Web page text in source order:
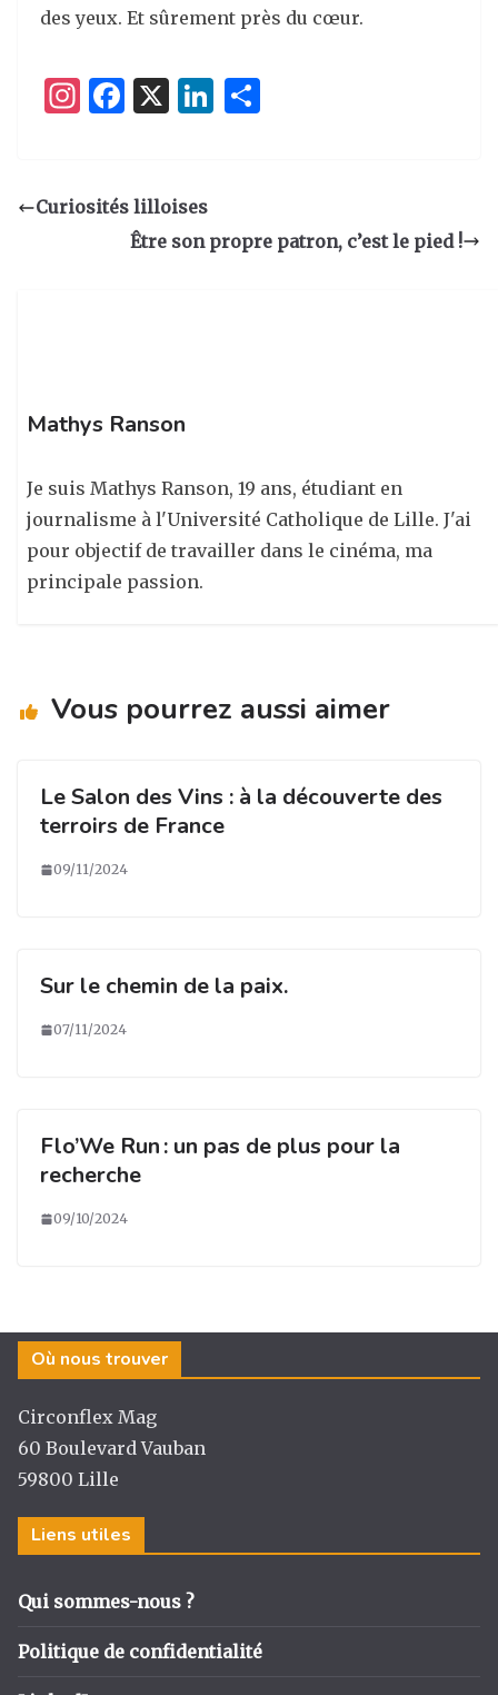
des yeux. Et sûrement près du cœur.
I
a
F
e
b
X
Li
dI er
Curiosités lilloises
Être son propre patron, c’est le pied !
Mathys Ranson
Je suis Mathys Ranson, 19 ans, étudiant en
journalisme à l'Université Catholique de Lille. J'ai
pour objectif de travailler dans le cinéma, ma
principale passion.
Vous pourrez aussi aimer
Le Salon des Vins : à la découverte des
terroirs de France
09/11/2024
Sur le chemin de la paix.
07/11/2024
Flo’We Run : un pas de plus pour la
recherche
09/10/2024
Où nous trouver
Circonflex Mag
60 Boulevard Vauban
59800 Lille
Liens utiles
Qui sommes-nous ?
Politique de confidentialité